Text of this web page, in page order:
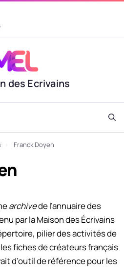
des Ecrivains
Franck Doyen
archivede l’annuaire des
par la Maison des Écrivains
pilier des activités de
fiches de créateurs français
d’outil de référence pour les